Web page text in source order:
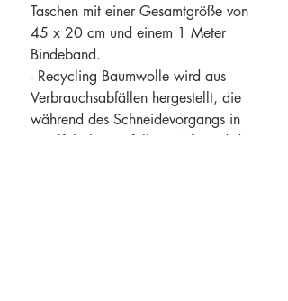
Taschen mit einer Gesamtgröße von
45 x 20 cm und einem 1 Meter
Bindeband.
- Recycling Baumwolle wird aus
Verbrauchsabfällen hergestellt, die
während des Schneidevorgangs in
Textilfabriken anfallen. Aufgrund des